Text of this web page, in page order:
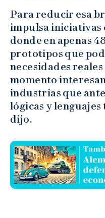
Para reducir esa
impulsa iniciativas
donde en apenas
prototipos que
necesidades reales
momento
industrias que
lógicas y
dijo.